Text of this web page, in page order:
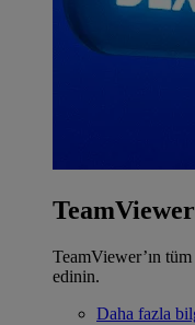
TeamViewer’ın
edinin.
Daha fazla